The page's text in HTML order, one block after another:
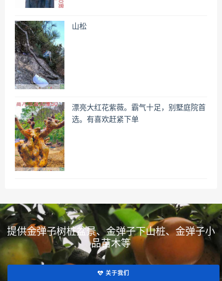
山松
漂亮大红花紫薇。霸气十足，别墅庭院首
选。有喜欢赶紧下单
提供金弹子树桩盆景、金弹子下山桩、金弹子小
品苗木等
关于我们